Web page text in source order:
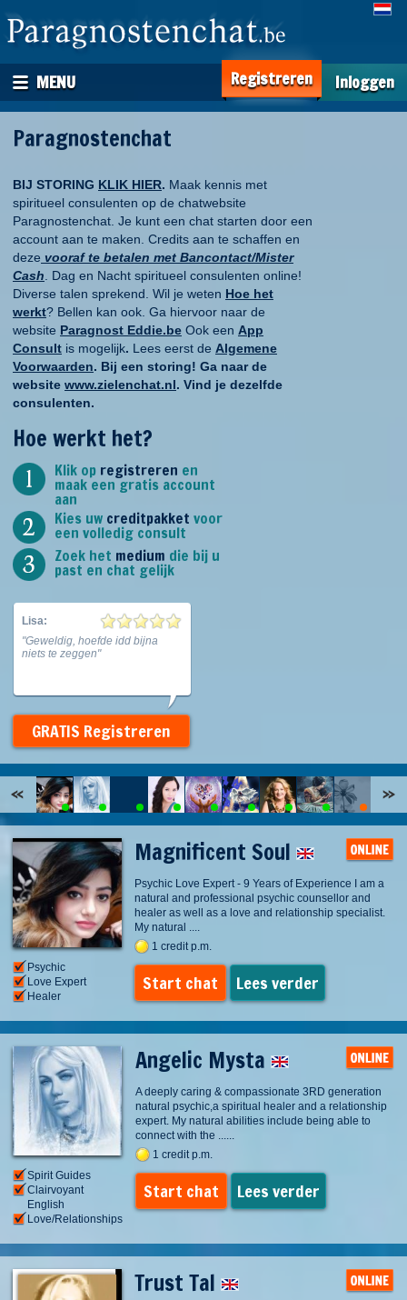
MENU Registreren Inloggen
Paragnostenchat
BIJ STORING KLIK HIER. Maak kennis met
spiritueel consulenten op de chatwebsite
Paragnostenchat. Je kunt een chat starten door een
account aan te maken. Credits aan te schaffen en
deze vooraf te betalen met Bancontact/Mister
Cash . Dag en Nacht spiritueel consulenten online!
Diverse talen sprekend. Wil je weten Hoe het
werkt? Bellen kan ook. Ga hiervoor naar de
website Paragnost Eddie.be Ook een App
Consult is mogelijk. Lees eerst de Algemene
Voorwaarden. Bij een storing! Ga naar de
website www.zielenchat.nl. Vind je dezelfde
consulenten.
Hoe werkt het?
Klik op registreren en
maak een gratis account
aan
Kies uw creditpakket voor
een volledig consult
Zoek het medium die bij u
past en chat gelijk
Ke:
"Sterre is aardig en typt snel! Ik
heb er alle vertrouwen in! "
GRATIS Registreren
Psychic
Love Expert
Healer
Magnificent Soul
Psychic Love Expert - 9 Years of Experience I am a
natural and professional psychic counsellor and
healer as well as a love and relationship specialist.
My natural ....
1 credit p.m.
Start chat Lees verder
Spirit Guides
Clairvoyant
English
Love/Relationships
Angelic Mysta
A deeply caring & compassionate 3RD generation
natural psychic,a spiritual healer and a relationship
expert. My natural abilities include being able to
connect with the ......
1 credit p.m.
Start chat Lees verder
Trust Tal